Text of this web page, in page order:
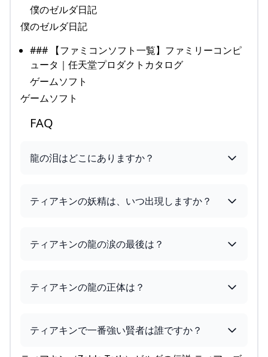
僕のゼルダ日記
僕のゼルダ日記
### 【ファミコンソフト一覧】ファミリーコンピ
ュータ｜任天堂プロダクトカタログ
ゲームソフト
ゲームソフト
FAQ
龍の泪はどこにありますか？
ティアキンの妖精は、いつ出現しますか？
ティアキンの龍の涙の最後は？
ティアキンの龍の正体は？
ティアキンで一番強い賢者は誰ですか？